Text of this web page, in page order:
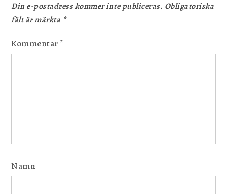
Din e-postadress kommer inte publiceras. Obligatoriska
fält är märkta *
Kommentar*
Namn